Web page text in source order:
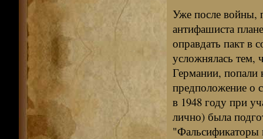
Уже после войны,
антифашиста
оправдать пакт в
усложнялась тем,
Германии, попали
предположение о
в 1948 году при
лично) была